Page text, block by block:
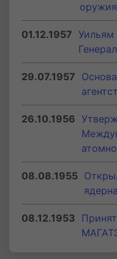
оружия
01.12.1957 Уильям
29.07.1957
26.10.1956
08.08.1955
08.12.1953